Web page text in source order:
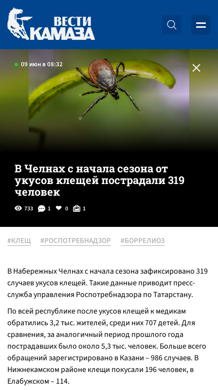
09 июн в 08:32
В Челнах с начала сезона от
укусов клещей пострадали 319
человек
733 1 0 1
#КЛЕЩ #РОСПОТРЕБНАДЗОР #БОРРЕЛИОЗ
В Набережных Челнах с начала сезона зафиксировано 319
случаев укусов клещей. Такие данные приводит пресс-
служба управления Роспотребнадзора по Татарстану.
По всей республике после укусов клещей к медикам
обратились 3,2 тыс. жителей, среди них 707 детей. Для
сравнения, за аналогичный период прошлого года
пострадавших было около 5,3 тыс. человек. Больше всего
обращений зарегистрировано в Казани – 986 случаев. В
Нижнекамском районе клещи покусали 196 человек, в
Елабужском – 114.